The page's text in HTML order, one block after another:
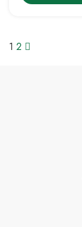
1 2